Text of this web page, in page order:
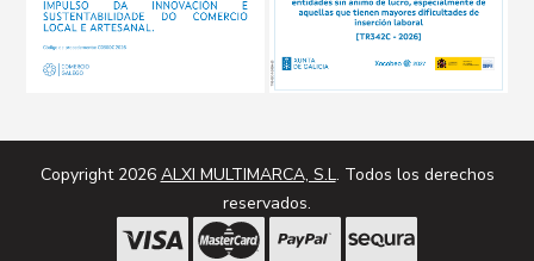
Copyright 2026 ALXI MULTIMARCA, S.L. Todos los derechos
reservados.